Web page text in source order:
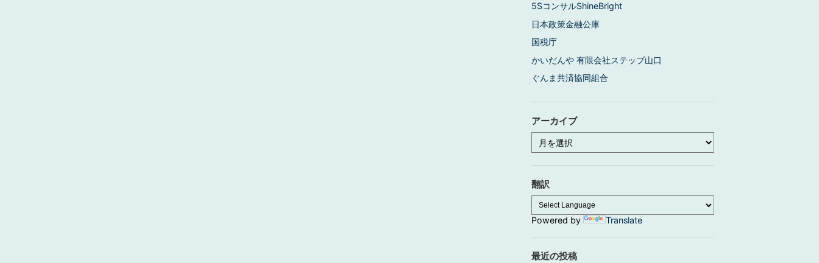
5SコンサルShineBright
日本政策金融公庫
国税庁
かいだんや 有限会社ステップ山口
ぐんま共済協同組合
アーカイブ
ア
ー
カ
イ
翻訳
Powered by Translate
最近の投稿